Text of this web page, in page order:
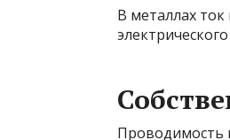
В металлах
Проводимость